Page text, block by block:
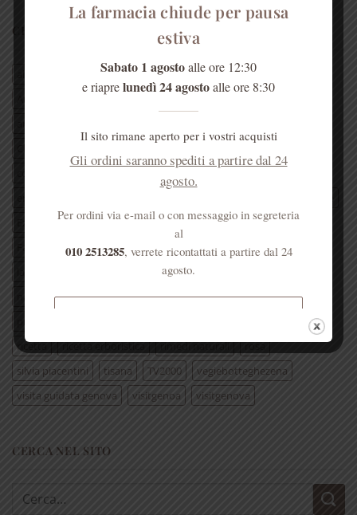
CERCA PER TAG ARTICOLI
antica farmacia monastica
Antica Farmacia Sant'Anna
Antica Farmacia Sant'Anna Genova
eleuterococco
erba officinale
Ezio Battaglia
farmacia dei frati
farmacia Genova
Farmacia S’Anna
frate Ezio Genova
genovamorethanthis
mal di gola miele
padre Ezio padri carmelitani scalzi
pianta
ricetta
ricetta erboristica rimedi naturali
rosa
silvia piacentini
tisana TV2000
vegiebotteghezena
visita guidata genova
visitgenoa visitgenova
CERCA NEL SITO
Cerca:
La farmacia chiude per pausa
estiva
Sabato 1 agostoalle ore 12:30
e riaprelunedì 24 agostoalle ore 8:30
Il sito rimane aperto per i vostri acquisti
Gli ordini saranno spediti a partire dal 24
agosto.
Per ordini via e-mail o con messaggio in segreteria
al
010 2513285, verrete ricontattati a partire dal 24
agosto.
superiori a € 50